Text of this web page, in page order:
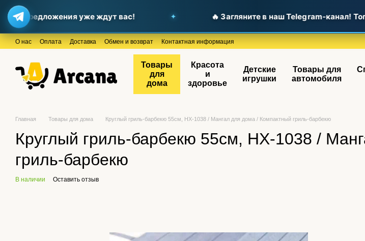
предложения уже ждут вас! 🔥 Загляните в наш Telegram-канал!
Перейти к основному контенту
О нас Оплата Доставка Обмен и возврат Контактная информация
Товары
для
дома
Красота
и
здоровье
Детские
игрушки
Товары для
автомобиля
Главная Товары для дома Круглый гриль-барбекю 55см, HX-1038 / Мангал для дома / Компактный гриль-барбекю
Круглый гриль-барбекю 55см, HX-1038 /
гриль-барбекю
В наличии Оставить отзыв